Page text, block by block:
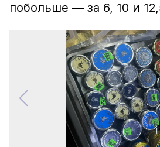
побольше — за 6, 10 и